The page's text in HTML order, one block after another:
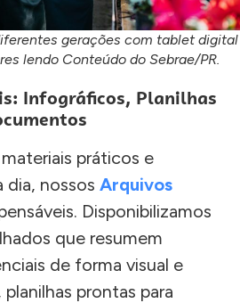
gerações com tablet digital
lendo Conteúdo do Sebrae/PR.
Infográficos, Planilhas
práticos e
dia, nossos Arquivos
Disponibilizamos
que resumem
de forma visual e
prontas para